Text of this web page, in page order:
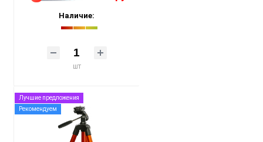
Наличие:
шт
Лучшие предложения
Рекомендуем